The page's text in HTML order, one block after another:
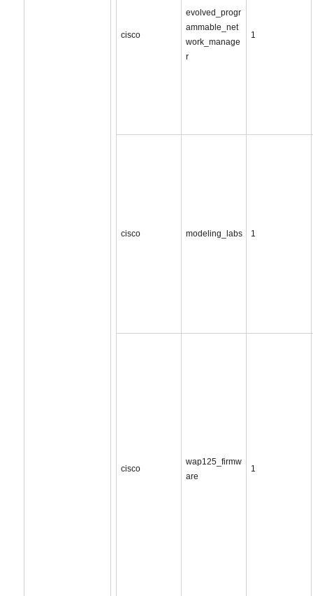
cisco
evolved_progr
ammable_net
work_manage
r
1
cisco modeling_labs 1
cisco
wap125_firmw
are
1